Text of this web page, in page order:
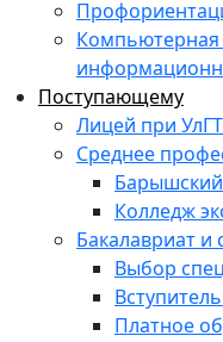
Компьютерная
Поступающему
Лицей при
Среднее
Колледж
Бакалавриат и
Выбор
Платное